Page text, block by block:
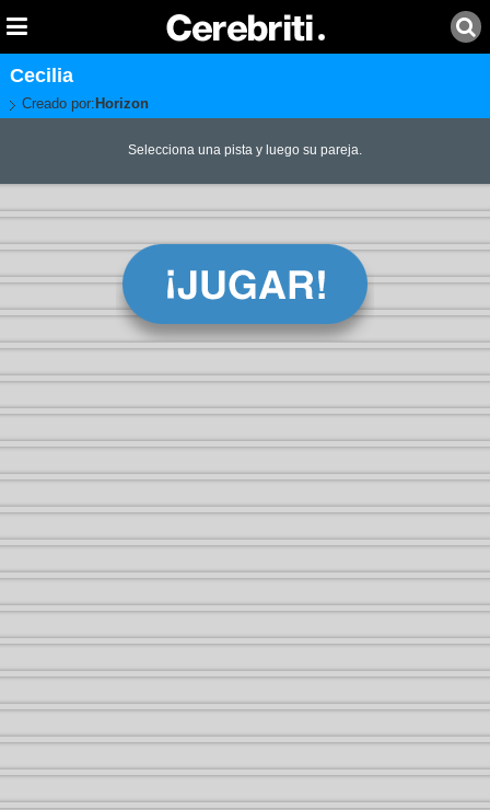
Cecilia
Creado por: Horizon
Selecciona una pista y luego su pareja.